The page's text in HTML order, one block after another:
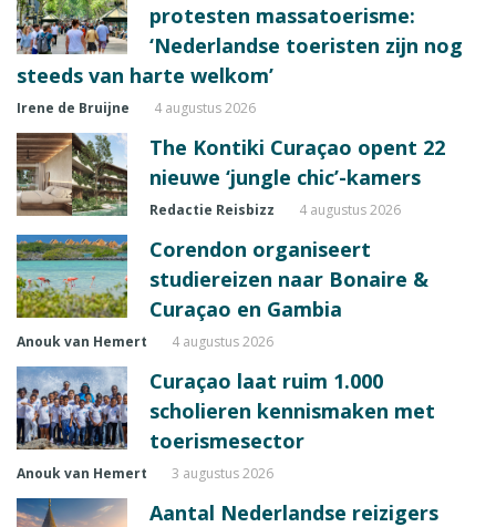
protesten massatoerisme:
‘Nederlandse toeristen zijn nog
steeds van harte welkom’
Irene de Bruijne 4 augustus 2026
The Kontiki Curaçao opent 22
nieuwe ‘jungle chic’-kamers
Redactie Reisbizz 4 augustus 2026
Corendon organiseert
studiereizen naar Bonaire &
Curaçao en Gambia
Anouk van Hemert 4 augustus 2026
Curaçao laat ruim 1.000
scholieren kennismaken met
toerismesector
Anouk van Hemert 3 augustus 2026
Aantal Nederlandse reizigers